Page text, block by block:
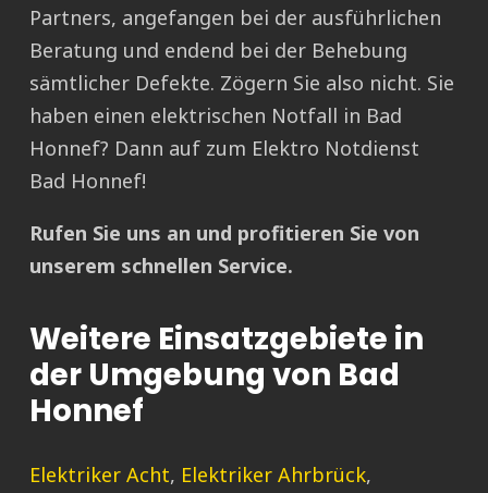
Partners, angefangen bei der ausführlichen
Beratung und endend bei der Behebung
sämtlicher Defekte. Zögern Sie also nicht. Sie
haben einen elektrischen Notfall in Bad
Honnef? Dann auf zum Elektro Notdienst
Bad Honnef!
Rufen Sie uns an und profitieren Sie von
unserem schnellen Service.
Weitere Einsatzgebiete in
der Umgebung von Bad
Honnef
Elektriker Acht, Elektriker Ahrbrück,